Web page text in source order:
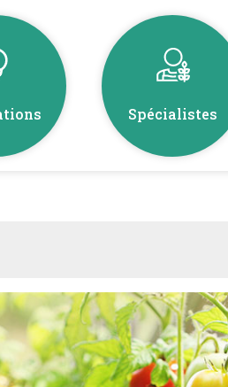
Spécialistes